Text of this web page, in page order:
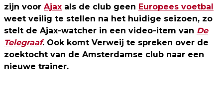
zijn voor Ajax als de club geen Europees voetbal
weet veilig te stellen na het huidige seizoen, zo
stelt de Ajax-watcher in een video-item van De
Telegraaf. Ook komt Verweij te spreken over de
zoektocht van de Amsterdamse club naar een
nieuwe trainer.